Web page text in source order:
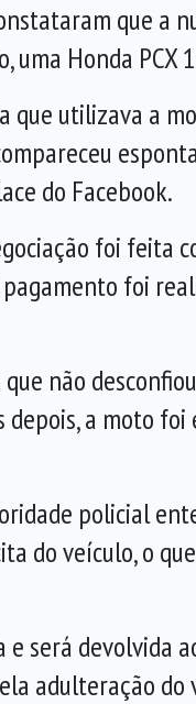
que a
uma Honda
que utilizava a
do Facebook.
foi feita
foi
não
depois, a moto
policial
do veículo, o
será devolvida
adulteração do